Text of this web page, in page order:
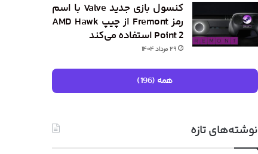
کنسول بازی جدید Valve با اسم
رمز Fremont از چیپ AMD Hawk
Point 2 استفاده می‌کند
۲۹ مرداد ۱۴۰۴
همه (196)
نوشته‌های تازه